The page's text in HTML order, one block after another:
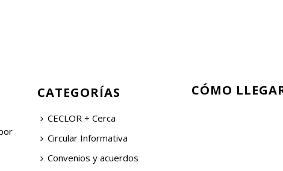
CATEGORÍAS
CECLOR + Cerca
Circular Informativa
Convenios y acuerdos
CÓMO